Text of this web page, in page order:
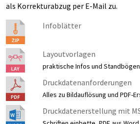
als Korrekturabzug per E-Mail zu.
Infoblätter
Layoutvorlagen
praktische Infos und Standbögen
Druckdatenanforderungen
Alles zu Bildauflösung und PDF-
Druckdatenerstellung mit